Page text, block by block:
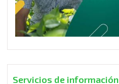
Servicios de información